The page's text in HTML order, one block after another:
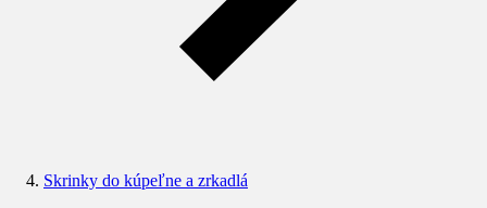
Skrinky do kúpeľne a zrkadlá